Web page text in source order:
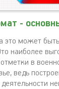
-
это может
наиболее
в
ведь